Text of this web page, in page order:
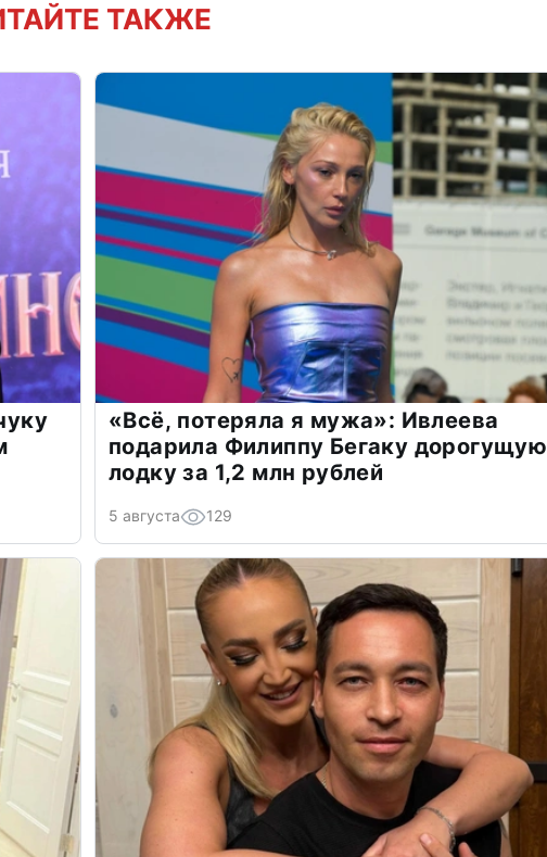
ТАКЖЕ
«Всё, потеряла я мужа»: Ивлеева
подарила Филиппу Бегаку дорогущую
лодку за 1,2 млн рублей
5 августа 129